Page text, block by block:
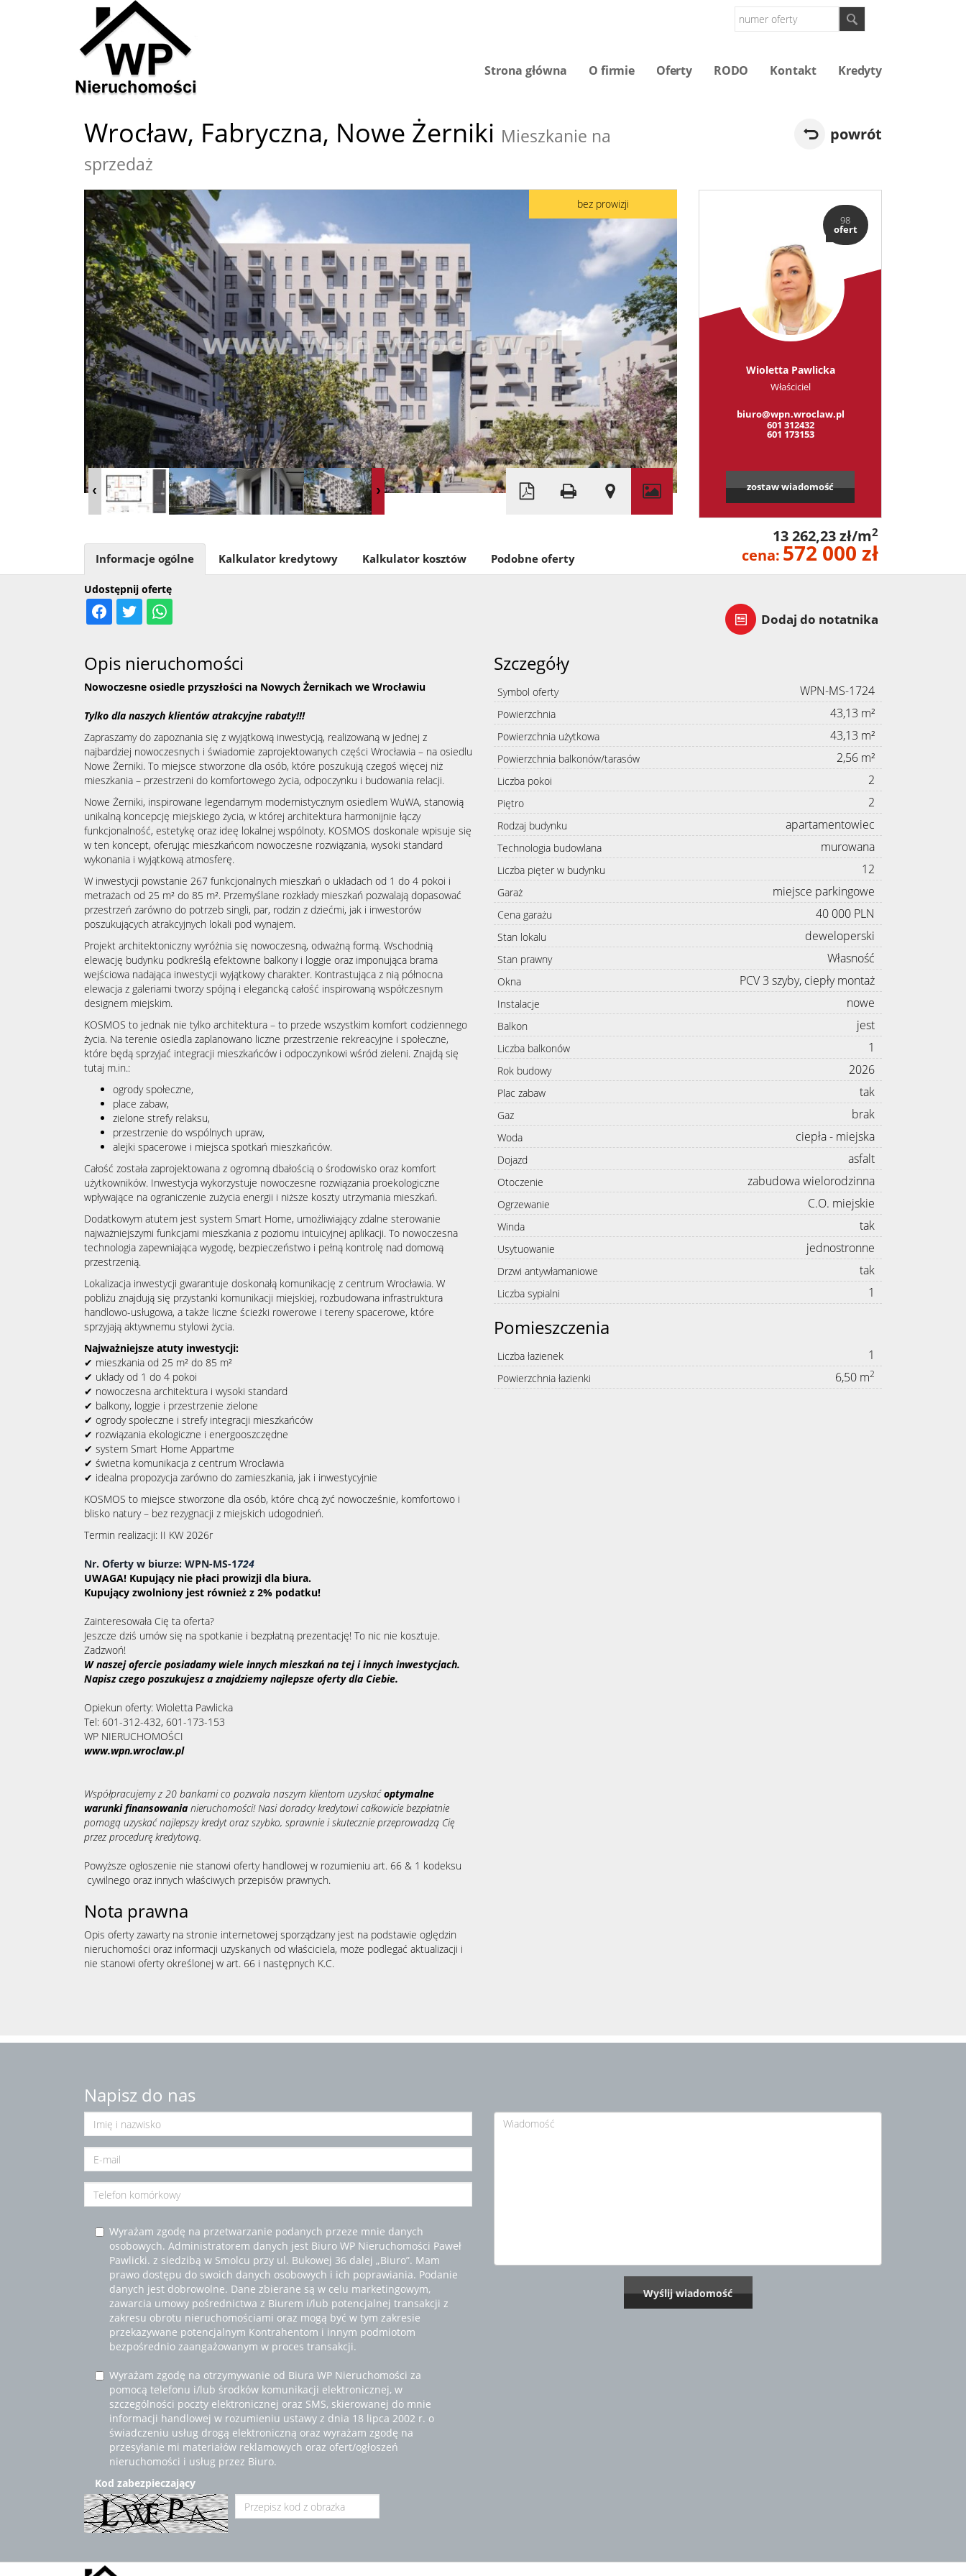
Strona główna O firmie Oferty RODO Kontakt Kredyty
Wrocław, Fabryczna, Nowe Żerniki Mieszkanie na
sprzedaż
powrót
bez prowizji
+
−
©OpenStreetMap contributors
98
ofert
Wioletta Pawlicka
Właściciel
biuro@wpn.wroclaw.pl
601 312432
601 173153
zostaw wiadomość
13 262,23 zł/m2
cena: 572 000 zł
Dodaj do notatnika
Udostępnij ofertę
Informacje ogólne Kalkulator kredytowy Kalkulator kosztów Podobne oferty
Opis nieruchomości
Nowoczesne osiedle przyszłości na Nowych Żernikach we Wrocławiu
Tylko dla naszych klientów atrakcyjne rabaty!!!
Zapraszamy do zapoznania się z wyjątkową inwestycją, realizowaną w jednej z
najbardziej nowoczesnych i świadomie zaprojektowanych części Wrocławia – na osiedlu
Nowe Żerniki. To miejsce stworzone dla osób, które poszukują czegoś więcej niż
mieszkania – przestrzeni do komfortowego życia, odpoczynku i budowania relacji.
Nowe Żerniki, inspirowane legendarnym modernistycznym osiedlem WuWA, stanowią
unikalną koncepcję miejskiego życia, w której architektura harmonijnie łączy
funkcjonalność, estetykę oraz ideę lokalnej wspólnoty. KOSMOS doskonale wpisuje się
w ten koncept, oferując mieszkańcom nowoczesne rozwiązania, wysoki standard
wykonania i wyjątkową atmosferę.
W inwestycji powstanie 267 funkcjonalnych mieszkań o układach od 1 do 4 pokoi i
metrażach od 25 m² do 85 m². Przemyślane rozkłady mieszkań pozwalają dopasować
przestrzeń zarówno do potrzeb singli, par, rodzin z dziećmi, jak i inwestorów
poszukujących atrakcyjnych lokali pod wynajem.
Projekt architektoniczny wyróżnia się nowoczesną, odważną formą. Wschodnią
elewację budynku podkreślą efektowne balkony i loggie oraz imponująca brama
wejściowa nadająca inwestycji wyjątkowy charakter. Kontrastująca z nią północna
elewacja z galeriami tworzy spójną i elegancką całość inspirowaną współczesnym
designem miejskim.
KOSMOS to jednak nie tylko architektura – to przede wszystkim komfort codziennego
życia. Na terenie osiedla zaplanowano liczne przestrzenie rekreacyjne i społeczne,
które będą sprzyjać integracji mieszkańców i odpoczynkowi wśród zieleni. Znajdą się
tutaj m.in.:
ogrody społeczne,
place zabaw,
zielone strefy relaksu,
przestrzenie do wspólnych upraw,
alejki spacerowe i miejsca spotkań mieszkańców.
Całość została zaprojektowana z ogromną dbałością o środowisko oraz komfort
użytkowników. Inwestycja wykorzystuje nowoczesne rozwiązania proekologiczne
wpływające na ograniczenie zużycia energii i niższe koszty utrzymania mieszkań.
Dodatkowym atutem jest system Smart Home, umożliwiający zdalne sterowanie
najważniejszymi funkcjami mieszkania z poziomu intuicyjnej aplikacji. To nowoczesna
technologia zapewniająca wygodę, bezpieczeństwo i pełną kontrolę nad domową
przestrzenią.
Lokalizacja inwestycji gwarantuje doskonałą komunikację z centrum Wrocławia. W
pobliżu znajdują się przystanki komunikacji miejskiej, rozbudowana infrastruktura
handlowo-usługowa, a także liczne ścieżki rowerowe i tereny spacerowe, które
sprzyjają aktywnemu stylowi życia.
Najważniejsze atuty inwestycji:
✔ mieszkania od 25 m² do 85 m²
✔ układy od 1 do 4 pokoi
✔ nowoczesna architektura i wysoki standard
✔ balkony, loggie i przestrzenie zielone
✔ ogrody społeczne i strefy integracji mieszkańców
✔ rozwiązania ekologiczne i energooszczędne
✔ system Smart Home Appartme
✔ świetna komunikacja z centrum Wrocławia
✔ idealna propozycja zarówno do zamieszkania, jak i inwestycyjnie
KOSMOS to miejsce stworzone dla osób, które chcą żyć nowocześnie, komfortowo i
blisko natury – bez rezygnacji z miejskich udogodnień.
Termin realizacji: II KW 2026r
Nr. Oferty w biurze: WPN-MS-1724
UWAGA! Kupujący nie płaci prowizji dla biura.
Kupujący zwolniony jest również z 2% podatku!
Zainteresowała Cię ta oferta?
Jeszcze dziś umów się na spotkanie i bezpłatną prezentację! To nic nie kosztuje.
Zadzwoń!
W naszej ofercie posiadamy wiele innych mieszkań na tej i innych inwestycjach.
Napisz czego poszukujesz a znajdziemy najlepsze oferty dla Ciebie.
Opiekun oferty: Wioletta Pawlicka
Tel: 601-312-432, 601-173-153
WP NIERUCHOMOŚCI
www.wpn.wroclaw.pl
Współpracujemy z 20 bankami co pozwala naszym klientom uzyskać optymalne
warunki finansowania nieruchomości! Nasi doradcy kredytowi całkowicie bezpłatnie
pomogą uzyskać najlepszy kredyt oraz szybko, sprawnie i skutecznie przeprowadzą Cię
przez procedurę kredytową.
Powyższe ogłoszenie nie stanowi oferty handlowej w rozumieniu art. 66 & 1 kodeksu
cywilnego oraz innych właściwych przepisów prawnych.
Nota prawna
Opis oferty zawarty na stronie internetowej sporządzany jest na podstawie oględzin
nieruchomości oraz informacji uzyskanych od właściciela, może podlegać aktualizacji i
nie stanowi oferty określonej w art. 66 i następnych K.C.
Szczegóły
Symbol oferty WPN-MS-1724
Powierzchnia 43,13 m²
Powierzchnia użytkowa 43,13 m²
Powierzchnia balkonów/tarasów 2,56 m²
Liczba pokoi 2
Piętro 2
Rodzaj budynku apartamentowiec
Technologia budowlana murowana
Liczba pięter w budynku 12
Garaż miejsce parkingowe
Cena garażu 40 000 PLN
Stan lokalu deweloperski
Stan prawny Własność
Okna PCV 3 szyby, ciepły montaż
Instalacje nowe
Balkon jest
Liczba balkonów 1
Rok budowy 2026
Plac zabaw tak
Gaz brak
Woda ciepła - miejska
Dojazd asfalt
Otoczenie zabudowa wielorodzinna
Ogrzewanie C.O. miejskie
Winda tak
Usytuowanie jednostronne
Drzwi antywłamaniowe tak
Liczba sypialni 1
Pomieszczenia
Liczba łazienek 1
Powierzchnia łazienki 6,50 m2
Napisz do nas
Wyrażam zgodę na przetwarzanie podanych przeze mnie danych
osobowych. Administratorem danych jest Biuro WP Nieruchomości Paweł
Pawlicki. z siedzibą w Smolcu przy ul. Bukowej 36 dalej „Biuro”. Mam
prawo dostępu do swoich danych osobowych i ich poprawiania. Podanie
danych jest dobrowolne. Dane zbierane są w celu marketingowym,
zawarcia umowy pośrednictwa z Biurem i/lub potencjalnej transakcji z
zakresu obrotu nieruchomościami oraz mogą być w tym zakresie
przekazywane potencjalnym Kontrahentom i innym podmiotom
bezpośrednio zaangażowanym w proces transakcji.
Wyrażam zgodę na otrzymywanie od Biura WP Nieruchomości za
pomocą telefonu i/lub środków komunikacji elektronicznej, w
szczególności poczty elektronicznej oraz SMS, skierowanej do mnie
informacji handlowej w rozumieniu ustawy z dnia 18 lipca 2002 r. o
świadczeniu usług drogą elektroniczną oraz wyrażam zgodę na
przesyłanie mi materiałów reklamowych oraz ofert/ogłoszeń
nieruchomości i usług przez Biuro.
Kod zabezpieczający